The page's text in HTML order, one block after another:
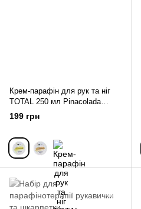
Крем-парафін для рук та ніг
TOTAL 250 мл Pinacolada
(парафінотерапія)
199 грн